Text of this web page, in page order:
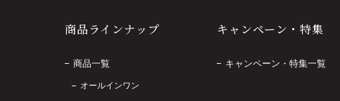
商品ラインナップ
商品一覧
オールインワン
キャンペーン・特集
キャンペーン・特集一覧